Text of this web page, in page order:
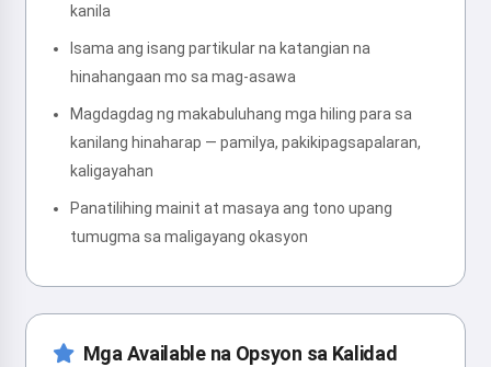
kanila
Isama ang isang partikular na katangian na
hinahangaan mo sa mag-asawa
Magdagdag ng makabuluhang mga hiling para sa
kanilang hinaharap — pamilya, pakikipagsapalaran,
kaligayahan
Panatilihing mainit at masaya ang tono upang
tumugma sa maligayang okasyon
Mga Available na Opsyon sa Kalidad